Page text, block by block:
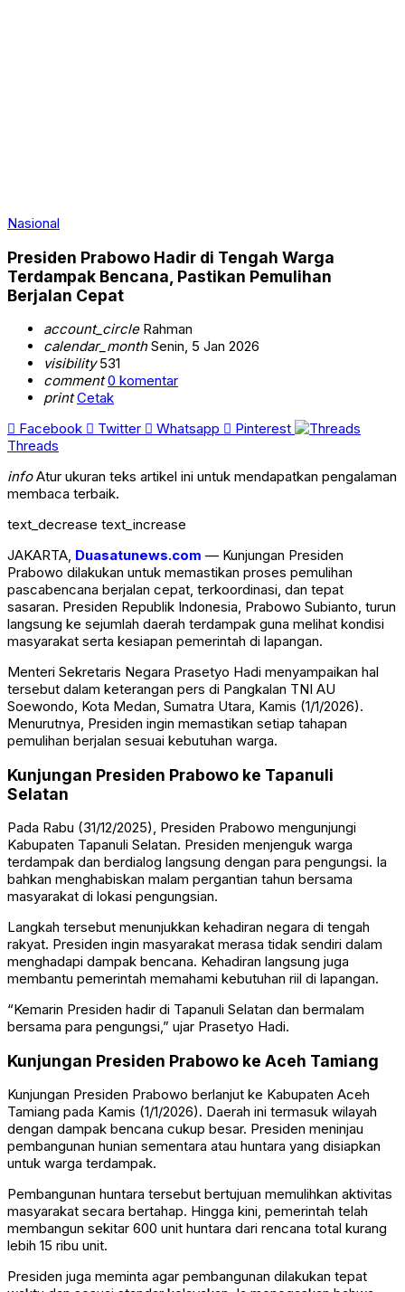
Nasional
Presiden Prabowo Hadir di Tengah Warga
Terdampak Bencana, Pastikan Pemulihan
Berjalan Cepat
account_circleRahman
calendar_monthSenin, 5 Jan 2026
visibility531
comment 0 komentar
print Cetak
Facebook
Twitter Whatsapp
Pinterest
Threads
infoAtur ukuran teks artikel ini untuk mendapatkan pengalaman
membaca terbaik.
text_decrease text_increase
JAKARTA, Duasatunews.com — Kunjungan Presiden
Prabowo dilakukan untuk memastikan proses pemulihan
pascabencana berjalan cepat, terkoordinasi, dan tepat
sasaran. Presiden Republik Indonesia, Prabowo Subianto, turun
langsung ke sejumlah daerah terdampak guna melihat kondisi
masyarakat serta kesiapan pemerintah di lapangan.
Menteri Sekretaris Negara Prasetyo Hadi menyampaikan hal
tersebut dalam keterangan pers di Pangkalan TNI AU
Soewondo, Kota Medan, Sumatra Utara, Kamis (1/1/2026).
Menurutnya, Presiden ingin memastikan setiap tahapan
pemulihan berjalan sesuai kebutuhan warga.
Kunjungan Presiden Prabowo ke Tapanuli
Selatan
Pada Rabu (31/12/2025), Presiden Prabowo mengunjungi
Kabupaten Tapanuli Selatan. Presiden menjenguk warga
terdampak dan berdialog langsung dengan para pengungsi. Ia
bahkan menghabiskan malam pergantian tahun bersama
masyarakat di lokasi pengungsian.
Langkah tersebut menunjukkan kehadiran negara di tengah
rakyat. Presiden ingin masyarakat merasa tidak sendiri dalam
menghadapi dampak bencana. Kehadiran langsung juga
membantu pemerintah memahami kebutuhan riil di lapangan.
“Kemarin Presiden hadir di Tapanuli Selatan dan bermalam
bersama para pengungsi,” ujar Prasetyo Hadi.
Kunjungan Presiden Prabowo ke Aceh Tamiang
Kunjungan Presiden Prabowo berlanjut ke Kabupaten Aceh
Tamiang pada Kamis (1/1/2026). Daerah ini termasuk wilayah
dengan dampak bencana cukup besar. Presiden meninjau
pembangunan hunian sementara atau huntara yang disiapkan
untuk warga terdampak.
Pembangunan huntara tersebut bertujuan memulihkan aktivitas
masyarakat secara bertahap. Hingga kini, pemerintah telah
membangun sekitar 600 unit huntara dari rencana total kurang
lebih 15 ribu unit.
Presiden juga meminta agar pembangunan dilakukan tepat